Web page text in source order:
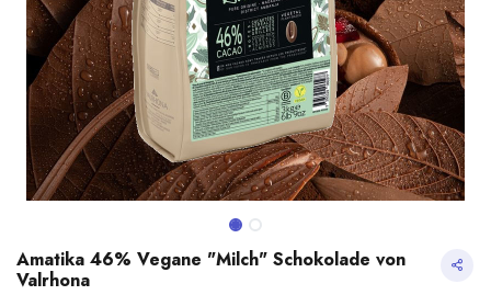
Amatika 46% Vegane "Milch" Schokolade von
Valrhona